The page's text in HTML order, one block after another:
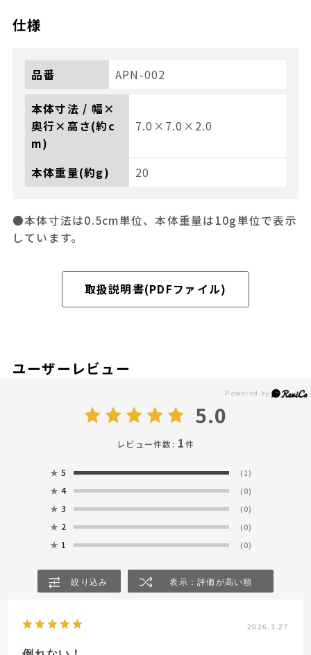
仕様
品番 APN-002
本体寸法 / 幅×
奥行×高さ(約c
m)
7.0×7.0×2.0
本体重量(約g) 20
●本体寸法は0.5cm単位、本体重量は10g単位で表示
しています。
取扱説明書(PDFファイル)
ユーザーレビュー
5.0
レビュー件数: 1件
★ 5 (1)
★ 4 (0)
★ 3 (0)
★ 2 (0)
★ 1 (0)
絞り込み 表示：評価が高い順
2026.3.27